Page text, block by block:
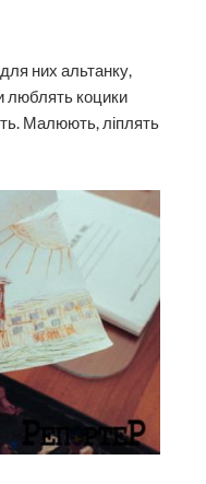
них альтанку,
люблять коцики
Малюють, ліплять